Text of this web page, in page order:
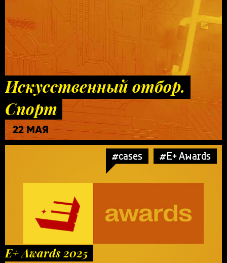
Искусственный отбор.
Спорт
22 МАЯ
#cases #E+ Awards
E+ Awards 2025